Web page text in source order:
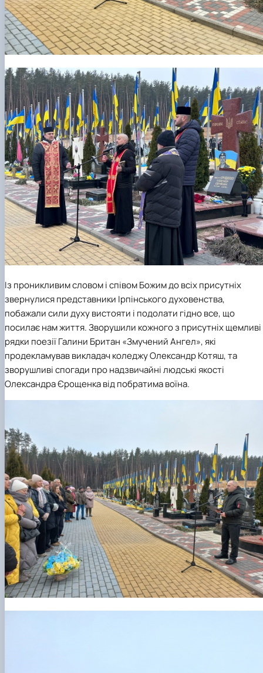
Із проникливим словом і співом Божим до всіх присутніх
звернулися представники Ірпінського духовенства,
побажали сили духу вистояти і подолати гідно все, що
посилає нам життя. Зворушили кожного з присутніх щемливі
рядки поезії Галини Британ «Змучений Ангел», які
продекламував викладач коледжу Олександр Котяш, та
зворушливі спогади про надзвичайні людські якості
Олександра Єрощенка від побратима воїна.